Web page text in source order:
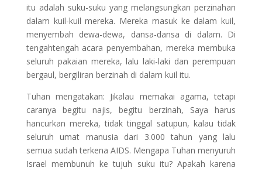
itu adalah suku-suku yang melangsungkan perzinahan
dalam kuil-kuil mereka. Mereka masuk ke dalam kuil,
menyembah dewa-dewa, dansa-dansa di dalam. Di
tengahtengah acara penyembahan, mereka membuka
seluruh pakaian mereka, lalu laki-laki dan perempuan
bergaul, bergiliran berzinah di dalam kuil itu.
Tuhan mengatakan: Jikalau memakai agama, tetapi
caranya begitu najis, begitu berzinah, Saya harus
hancurkan mereka, tidak tinggal satupun, kalau tidak
seluruh umat manusia dari 3.000 tahun yang lalu
semua sudah terkena AIDS. Mengapa Tuhan menyuruh
Israel membunuh ke tujuh suku itu? Apakah karena